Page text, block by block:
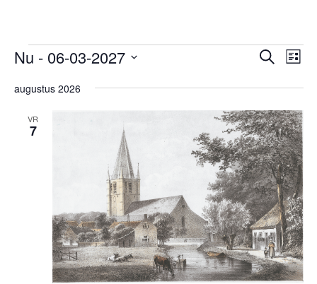
Evenementen
en
Zoeken
Lijst
Nu - 06-03-2027
een
augustus 2026
VR
7